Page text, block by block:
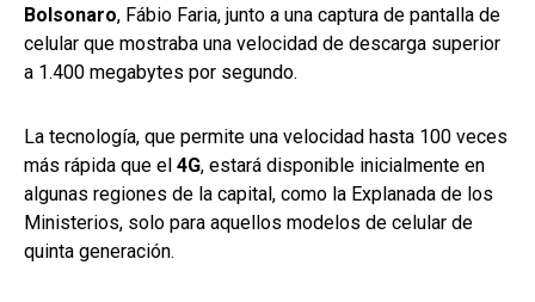
Bolsonaro, Fábio Faria, junto a una captura de pantalla de
celular que mostraba una velocidad de descarga superior
a 1.400 megabytes por segundo.
La tecnología, que permite una velocidad hasta 100 veces
más rápida que el 4G, estará disponible inicialmente en
algunas regiones de la capital, como la Explanada de los
Ministerios, solo para aquellos modelos de celular de
quinta generación.